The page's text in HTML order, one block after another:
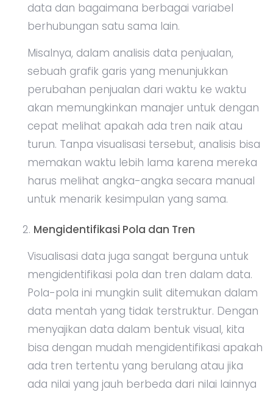
data dan bagaimana berbagai variabel
berhubungan satu sama lain.
Misalnya, dalam analisis data penjualan,
sebuah grafik garis yang menunjukkan
perubahan penjualan dari waktu ke waktu
akan memungkinkan manajer untuk dengan
cepat melihat apakah ada tren naik atau
turun. Tanpa visualisasi tersebut, analisis bisa
memakan waktu lebih lama karena mereka
harus melihat angka-angka secara manual
untuk menarik kesimpulan yang sama.
Mengidentifikasi Pola dan Tren
Visualisasi data juga sangat berguna untuk
mengidentifikasi pola dan tren dalam data.
Pola-pola ini mungkin sulit ditemukan dalam
data mentah yang tidak terstruktur. Dengan
menyajikan data dalam bentuk visual, kita
bisa dengan mudah mengidentifikasi apakah
ada tren tertentu yang berulang atau jika
ada nilai yang jauh berbeda dari nilai lainnya